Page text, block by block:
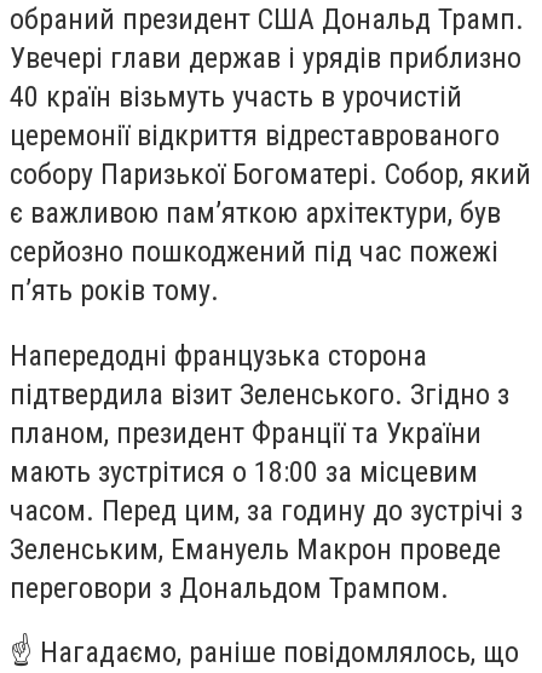
обраний президент США Дональд Трамп.
Увечері глави держав і урядів приблизно
40 країн візьмуть участь в урочистій
церемонії відкриття відреставрованого
собору Паризької Богоматері. Собор, який
є важливою пам’яткою архітектури, був
серйозно пошкоджений під час пожежі
п’ять років тому.
Напередодні французька сторона
підтвердила візит Зеленського. Згідно з
планом, президент Франції та України
мають зустрітися о 18:00 за місцевим
часом. Перед цим, за годину до зустрічі з
Зеленським, Емануель Макрон проведе
переговори з Дональдом Трампом.
☝️ Нагадаємо, раніше повідомлялось, що